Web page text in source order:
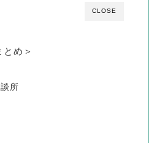
CLOSE
め＞
所